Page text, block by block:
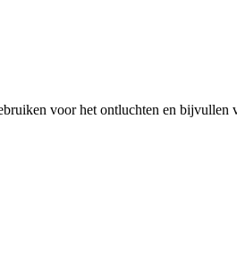
voor het ontluchten en